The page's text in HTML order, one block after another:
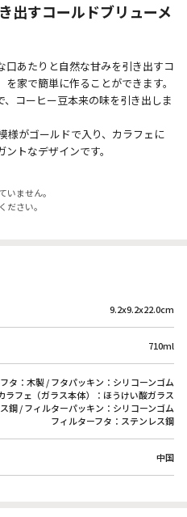
出すコールドブリューメ
あたりと自然な甘みを引き出すコ
家で簡単に作ることができます。
コーヒー豆本来の味を引き出しま
様がゴールドで入り、カラフェに
トなデザインです。
いません。
ださい。
9.2x9.2x22.0cm
710ml
フタ：木製 / フタパッキン：シリコーンゴム
ラフェ（ガラス本体）：ほうけい酸ガラス
鋼 / フィルターパッキン：シリコーンゴム
フィルターフタ：ステンレス鋼
中国